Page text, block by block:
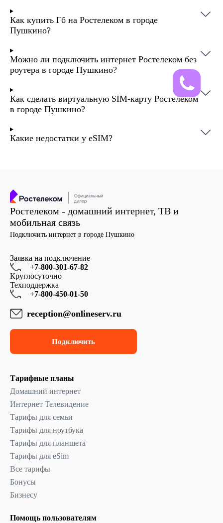
Как купить Гб на Ростелеком в городе
Пушкино?
Можно ли подключить интернет Ростелеком без
роутера в городе Пушкино?
Как сделать виртуальную SIM-карту Ростелеком
в городе Пушкино?
Какие недостатки у eSIM?
Ростелеком - домашний интернет, ТВ и
мобильная связь
Подключить интернет в городе Пушкино
Заявка на подключение
+7-800-301-67-82
Круглосуточно
Техподдержка
+7-800-450-01-50
reception@onlineserv.ru
Подключить
Тарифные планы
Домашний интернет
Интернет Телевидение
Тарифы для семьи
Тарифы для ноутбука
Тарифы для планшета
Тарифы для eSim
Все тарифы
Бонусы
Бизнесу
Помощь пользователям